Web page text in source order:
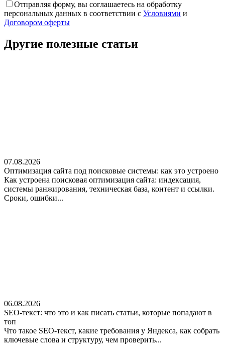
Отправляя форму, вы соглашаетесь на обработку
персональных данных в соответствии с Условиями и
Договором оферты
Другие полезные статьи
07.08.2026
Оптимизация сайта под поисковые системы: как это устроено
Как устроена поисковая оптимизация сайта: индексация,
системы ранжирования, техническая база, контент и ссылки.
Сроки, ошибки...
06.08.2026
SEO-текст: что это и как писать статьи, которые попадают в
топ
Что такое SEO-текст, какие требования у Яндекса, как собрать
ключевые слова и структуру, чем проверить...